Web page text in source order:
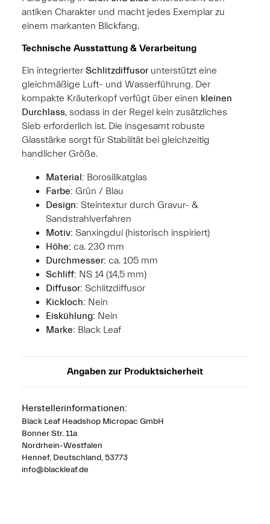
antiken Charakter und macht jedes Exemplar zu
einem markanten Blickfang.
Technische Ausstattung & Verarbeitung
Ein integrierter Schlitzdiffusor unterstützt eine
gleichmäßige Luft- und Wasserführung. Der
kompakte Kräuterkopf verfügt über einen kleinen
Durchlass, sodass in der Regel kein zusätzliches
Sieb erforderlich ist. Die insgesamt robuste
Glasstärke sorgt für Stabilität bei gleichzeitig
handlicher Größe.
Material: Borosilikatglas
Farbe: Grün / Blau
Design: Steintextur durch Gravur- &
Sandstrahlverfahren
Motiv: Sanxingdui (historisch inspiriert)
Höhe: ca. 230 mm
Durchmesser: ca. 105 mm
Schliff: NS 14 (14,5 mm)
Diffusor: Schlitzdiffusor
Kickloch: Nein
Eiskühlung: Nein
Marke: Black Leaf
Angaben zur Produktsicherheit
Herstellerinformationen:
Black Leaf Headshop Micropac GmbH
Bonner Str. 11a
Nordrhein-Westfalen
Hennef, Deutschland, 53773
info@blackleaf.de